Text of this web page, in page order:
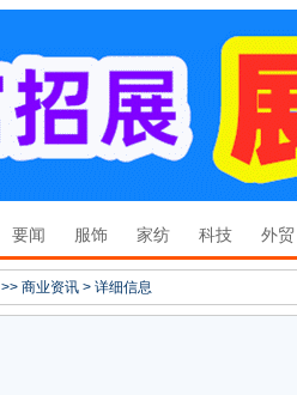
要闻 服饰 家纺 科技 外贸
>> 商业资讯 > 详细信息